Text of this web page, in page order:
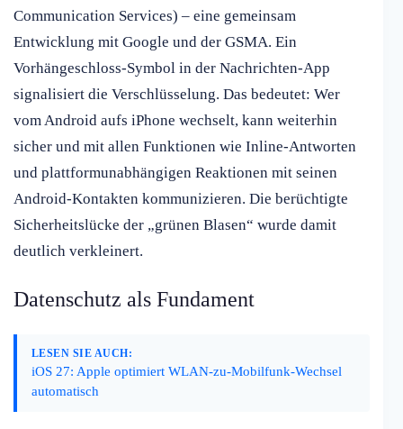
Communication Services) – eine gemeinsam
Entwicklung mit Google und der GSMA. Ein
Vorhängeschloss-Symbol in der Nachrichten-App
signalisiert die Verschlüsselung. Das bedeutet: Wer
vom Android aufs iPhone wechselt, kann weiterhin
sicher und mit allen Funktionen wie Inline-Antworten
und plattformunabhängigen Reaktionen mit seinen
Android-Kontakten kommunizieren. Die berüchtigte
Sicherheitslücke der „grünen Blasen“ wurde damit
deutlich verkleinert.
Datenschutz als Fundament
LESEN SIE AUCH:
iOS 27: Apple optimiert WLAN-zu-Mobilfunk-Wechsel
automatisch